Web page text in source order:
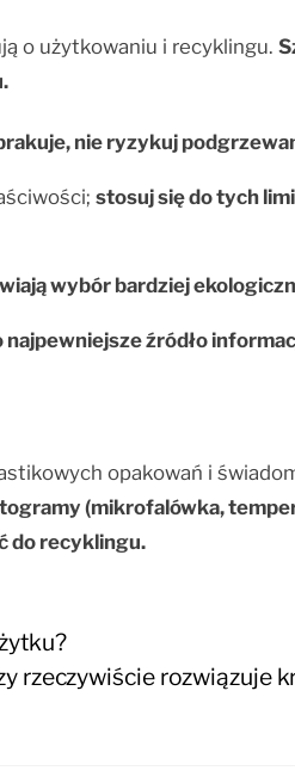
o użytkowaniu i recyklingu.
nie ryzykuj
stosuj się do tych
wybór bardziej
najpewniejsze źródło
opakowań i
(mikrofalówka,
do recyklingu.
rzeczywiście rozwiązuje